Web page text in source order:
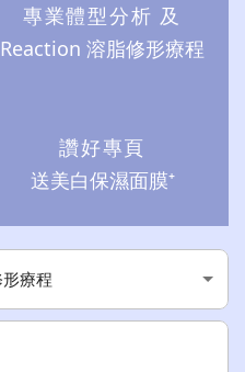
專業體型分析 及
Reaction 溶脂修形療程
讚好專頁
送美白保濕面膜⁺